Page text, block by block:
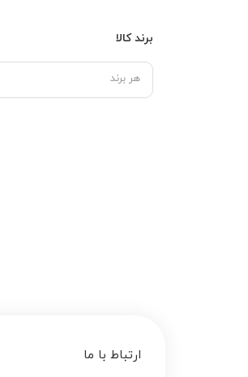
برند کالا
هر برند
ارتباط با ما